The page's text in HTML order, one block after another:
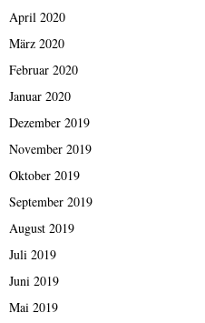
April 2020
März 2020
Februar 2020
Januar 2020
Dezember 2019
November 2019
Oktober 2019
September 2019
August 2019
Juli 2019
Juni 2019
Mai 2019